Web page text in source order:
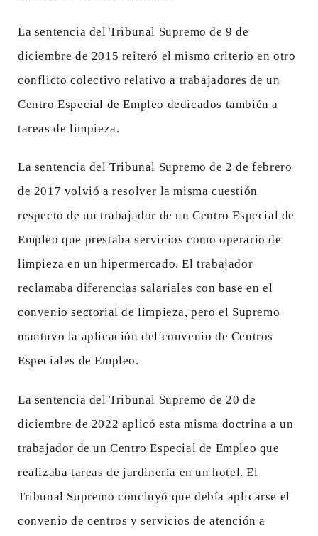
La sentencia del Tribunal Supremo de 9 de
diciembre de 2015 reiteró el mismo criterio en otro
conflicto colectivo relativo a trabajadores de un
Centro Especial de Empleo dedicados también a
tareas de limpieza.
La sentencia del Tribunal Supremo de 2 de febrero
de 2017 volvió a resolver la misma cuestión
respecto de un trabajador de un Centro Especial de
Empleo que prestaba servicios como operario de
limpieza en un hipermercado. El trabajador
reclamaba diferencias salariales con base en el
convenio sectorial de limpieza, pero el Supremo
mantuvo la aplicación del convenio de Centros
Especiales de Empleo.
La sentencia del Tribunal Supremo de 20 de
diciembre de 2022 aplicó esta misma doctrina a un
trabajador de un Centro Especial de Empleo que
realizaba tareas de jardinería en un hotel. El
Tribunal Supremo concluyó que debía aplicarse el
convenio de centros y servicios de atención a